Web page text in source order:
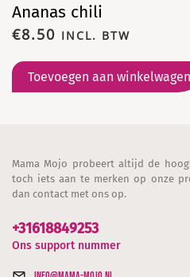
Ananas chili
€8.50 INCL. BTW
Toevoegen aan winkelwagen
Mama Mojo probeert altijd de
toch iets aan te merken op onze
dan contact met ons op.
+31618849253
Ons support nummer